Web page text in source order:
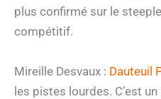
plus confirmé sur le
compétitif.
Mireille Desvaux : Dauteuil
les pistes lourdes. C’est